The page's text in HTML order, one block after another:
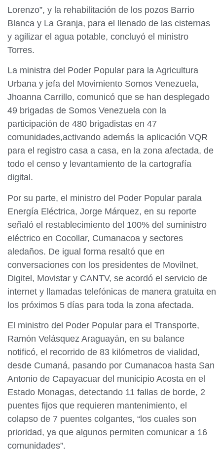
Lorenzo”, y la rehabilitación de los pozos Barrio
Blanca y La Granja, para el llenado de las cisternas
y agilizar el agua potable, concluyó el ministro
Torres.
La ministra del Poder Popular para la Agricultura
Urbana y jefa del Movimiento Somos Venezuela,
Jhoanna Carrillo, comunicó que se han desplegado
49 brigadas de Somos Venezuela con la
participación de 480 brigadistas en 47
comunidades,activando además la aplicación VQR
para el registro casa a casa, en la zona afectada, de
todo el censo y levantamiento de la cartografía
digital.
Por su parte, el ministro del Poder Popular parala
Energía Eléctrica, Jorge Márquez, en su reporte
señaló el restablecimiento del 100% del suministro
eléctrico en Cocollar, Cumanacoa y sectores
aledaños. De igual forma resaltó que en
conversaciones con los presidentes de Movilnet,
Digitel, Movistar y CANTV, se acordó el servicio de
internet y llamadas telefónicas de manera gratuita en
los próximos 5 días para toda la zona afectada.
El ministro del Poder Popular para el Transporte,
Ramón Velásquez Araguayán, en su balance
notificó, el recorrido de 83 kilómetros de vialidad,
desde Cumaná, pasando por Cumanacoa hasta San
Antonio de Capayacuar del municipio Acosta en el
Estado Monagas, detectando 11 fallas de borde, 2
puentes fijos que requieren mantenimiento, el
colapso de 7 puentes colgantes, “los cuales son
prioridad, ya que algunos permiten comunicar a 16
comunidades”.